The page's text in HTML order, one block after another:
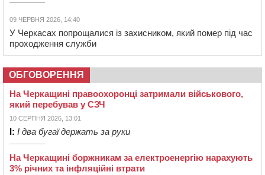
09 ЧЕРВНЯ 2026, 14:40
У Черкасах попрощалися із захисником, який помер під час
проходження служби
ОБГОВОРЕННЯ
На Черкащині правоохоронці затримали військового,
який перебував у СЗЧ
10 СЕРПНЯ 2026, 13:01
І: І два бугаї держать за руки
На Черкащині боржникам за електроенергію нарахують
3% річних та інфляційні втрати